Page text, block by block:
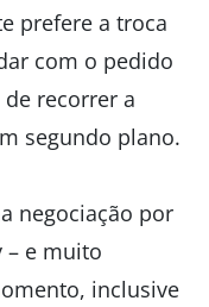
prefere a troca
com o pedido
recorrer a
segundo plano.
negociação por
– e muito
inclusive